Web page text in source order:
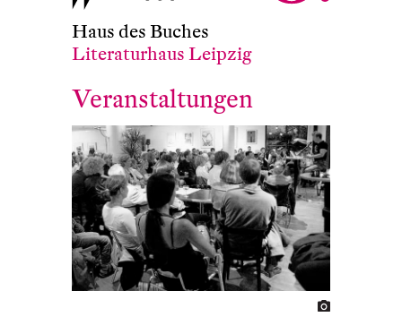
Haus des Buches
Literaturhaus Leipzig
Veranstaltungen